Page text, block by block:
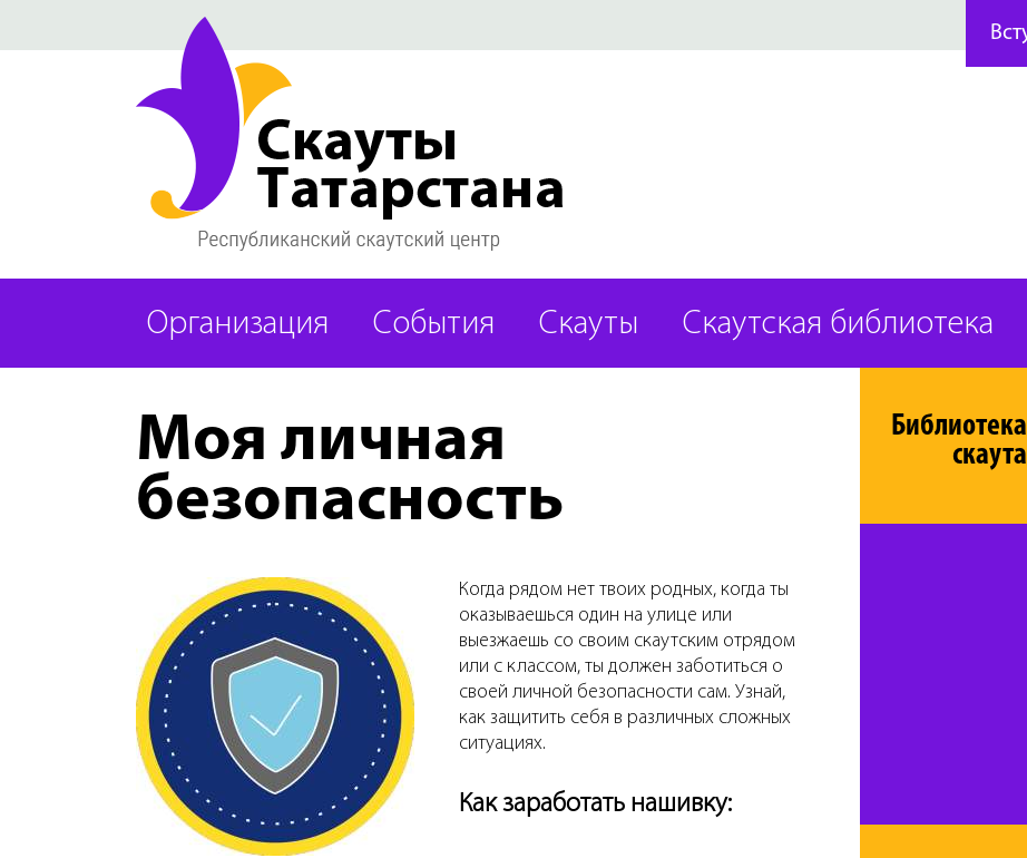
Организация События Скауты Скаутская библиотека
Моя личная
безопасность
Когда рядом нет твоих родных, когда ты
оказываешься один на улице или
выезжаешь со своим скаутским отрядом
или с классом, ты должен заботиться о
своей личной безопасности сам. Узнай,
как защитить себя в различных сложных
ситуациях.
Как заработать нашивку:
Библиотека
скаута